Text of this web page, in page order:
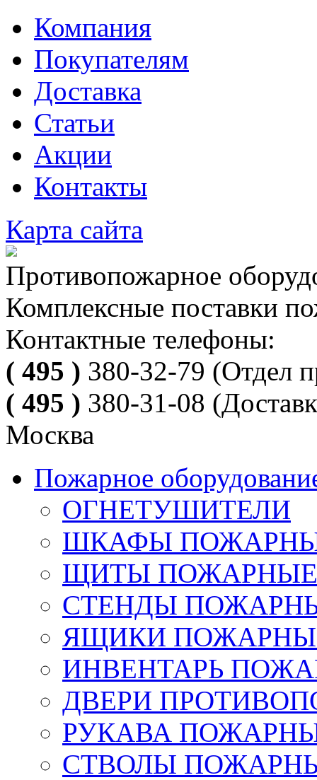
Компания
Покупателям
Доставка
Статьи
Акции
Контакты
Карта сайта
Противопожарное
Комплексные поставки
Контактные телефоны:
( 495 ) 380-32-79 (Отдел
( 495 ) 380-31-08
Москва
Пожарное
ОГНЕТУШИТЕЛИ
ШКАФЫ
ЩИТЫ ПОЖАРНЫЕ
СТЕНДЫ
ЯЩИКИ ПОЖАРНЫЕ
ИНВЕНТАРЬ
ДВЕРИ
РУКАВА
СТВОЛЫ